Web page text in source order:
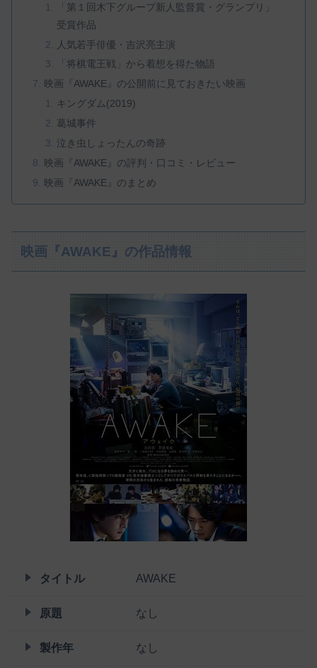
「第１回木下グループ新人監督賞・グランプリ」
受賞作品
人気若手俳優・吉沢亮主演
「将棋電王戦」から着想を得た物語
映画『AWAKE』の公開前に見ておきたい映画
キングダム(2019)
葛城事件
泣き虫しょったんの奇跡
映画『AWAKE』の評判・口コミ・レビュー
映画『AWAKE』のまとめ
映画『AWAKE』の作品情報
タイトル AWAKE
原題 なし
製作年 なし